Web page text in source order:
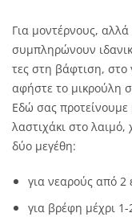
Για μοντέρνους,
συμπληρώνουν
τες στη βάφτιση, στο
αφήστε το μικρούλη
Εδώ σας
λαστιχάκι στο λαιμό,
δύο μεγέθη:
για νεαρούς από 2
για βρέφη μέχρι